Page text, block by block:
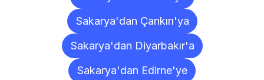
Sakarya'dan Çankırı'ya
Sakarya'dan Diyarbakır'a
Sakarya'dan Edirne'ye